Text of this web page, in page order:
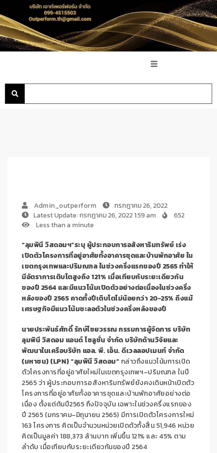
Admin_outperform
กรกฎาคม 26, 2022
Latest Update: กรกฎาคม 26, 2022 1:59 am
652
Less than a minute
“ลุมพินี วิสดอมฯ”ระบุ ผู้ประกอบการอสังหาริมทรัพย์ เร่ง
เปิดตัวโครงการที่อยู่อาศัยทั้งอาคารชุดและบ้านพักอาศัย ใน
เขตกรุงเทพและปริมณฑล ในช่วงครึ่งแรกของปี2565ทำให้
มีอัตราการเติบโตสูงถึง121%เมื่อเทียบกับระยะเดียวกัน
ของปี2564และมีแนวโน้มเปิดตัวอย่างต่อเนื่องในช่วงครึ่ง
หลังของปี2565คาดทั้งปีเติบโตไม่น้อยกว่า20-25%ถึงแม้
เศรษฐกิจมีแนวโน้มชะลอตัวในช่วงครึ่งหลังของปี
นายประพันธ์ศักดิ์ รักษ์ไชยวรรณ กรรมการผู้จัดการ บริษัท
ลุมพินี วิสดอม แอนด์ โซลูชั่น จำกัด บริษัทด้านวิจัยและ
พัฒนาในเครือบริษัท แอล. พี. เอ็น. ดีเวลลอปเมนท์ จำกัด
(มหาชน) (LPN)“ลุมพินี วิสดอม”กล่าวถึงแนวโน้มการเปิด
ตัวโครงการที่อยู่อาศัยใหม่ในเขตกรุงเทพฯ–ปริมณฑล ในปี
2565ว่า ผู้ประกอบการอสังหาริมทรัพย์ยังคงเดินหน้าเปิดตัว
โครงการที่อยู่อาศัยทั้งอาคารชุดและบ้านพักอาศัยอย่างต่อ
เนื่อง ตั้งแต่ต้นปี2565ถึงปัจจุบัน เฉพาะในช่วงครึ่งแรกของ
ปี 2565 (มกราคม–มิถุนายน2565) มีการเปิดตัวโครงการใหม่
163โครงการ คิดเป็นจำนวนหน่วยเปิดตัวทั้งสิ้น51,946 หน่วย
คิดเป็นมูลค่า188,373 ล้านบาท เพิ่มขึ้น121% และ45% ตาม
ลำดับ เมื่อเทียบกับระยะเดียวกันของปี 2564